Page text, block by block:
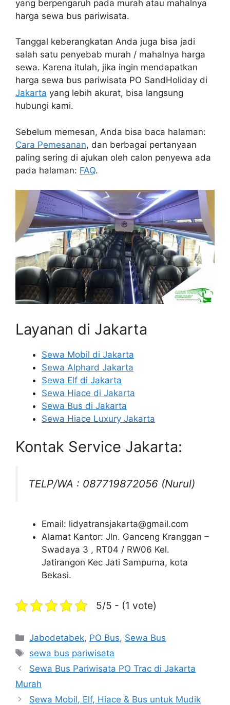
yang berpengaruh pada murah atau mahalnya
harga sewa bus pariwisata.
Tanggal keberangkatan Anda juga bisa jadi
salah satu penyebab murah / mahalnya harga
sewa. Karena itulah, jika ingin mendapatkan
harga sewa bus pariwisata PO SandHoliday di
Jakarta yang lebih akurat, bisa langsung
hubungi kami.
Sebelum memesan, Anda bisa baca halaman:
Cara Pemesanan, dan berbagai pertanyaan
paling sering di ajukan oleh calon penyewa ada
pada halaman: FAQ.
Layanan di Jakarta
Sewa Mobil di Jakarta
Sewa Alphard Jakarta
Sewa Elf di Jakarta
Sewa Hiace di Jakarta
Sewa Bus di Jakarta
Sewa Hiace Luxury Jakarta
Kontak Service Jakarta:
TELP/WA : 087719872056 (Nurul)
Email: lidyatransjakarta@gmail.com
Alamat Kantor: Jln. Ganceng Kranggan –
Swadaya 3 , RT04 / RW06 Kel.
Jatirangon Kec Jati Sampurna, kota
Bekasi.
5/5 - (1 vote)
Categories
Jabodetabek, PO Bus, Sewa Bus
Tags
sewa bus pariwisata
Sewa Bus Pariwisata PO Trac di Jakarta
Murah
Sewa Mobil, Elf, Hiace & Bus untuk Mudik